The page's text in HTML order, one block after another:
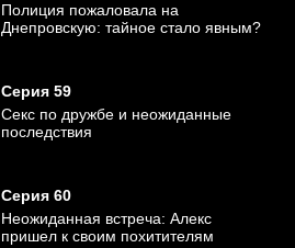
Полиция пожаловала на
Днепровскую: тайное стало явным?
Серия 59
Секс по дружбе и неожиданные
последствия
Серия 60
Неожиданная встреча: Алекс
пришел к своим похитителям